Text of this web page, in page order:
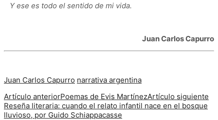
Y ese es todo el sentido de mi vida.
Juan Carlos Capurro
Juan Carlos Capurro narrativa argentina
Artículo anteriorPoemas de Evis MartínezArtículo siguiente
Reseña literaria: cuando el relato infantil nace en el bosque
lluvioso, por Guido Schiappacasse